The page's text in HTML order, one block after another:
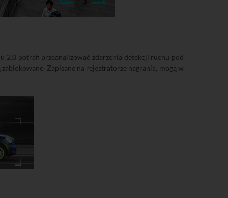
2.0 potrafi przeanalizować zdarzenia detekcji ruchu pod
Zapisane na rejestratorze nagrania, mogą w